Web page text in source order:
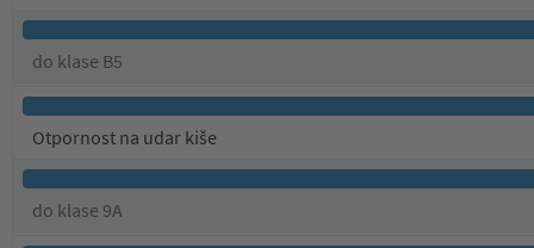
do klase B5
Otpornost na udar kiše
do klase 9A